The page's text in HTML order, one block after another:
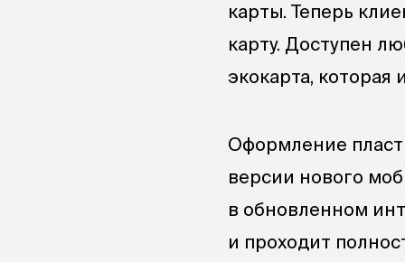
карты. Теперь
карту. Доступен
экокарта, которая
Оформление
версии нового
в обновленном
и проходит